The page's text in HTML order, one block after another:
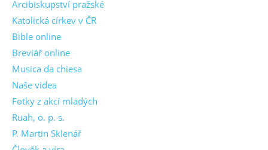
Arcibiskupství pražské
Katolická církev v ČR
Bible online
Breviář online
Musica da chiesa
Naše videa
Fotky z akcí mladých
Ruah, o. p. s.
P. Martin Sklenář